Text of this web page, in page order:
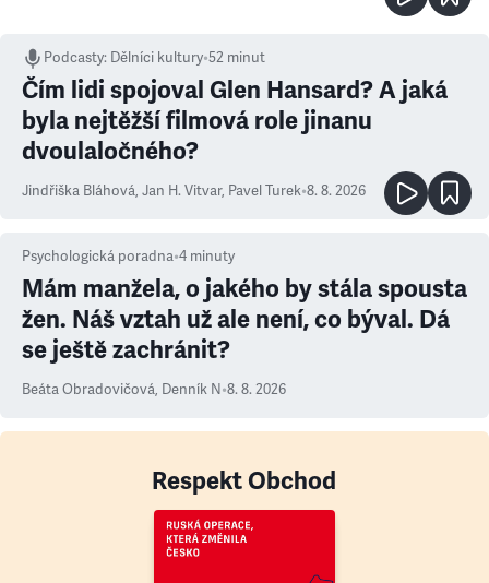
Podcasty: Dělníci kultury•52 minut
Čím lidi spojoval Glen Hansard? A jaká
byla nejtěžší filmová role jinanu
dvoulaločného?
Jindřiška Bláhová, Jan H. Vitvar, Pavel Turek•8. 8. 2026
Psychologická poradna•4 minuty
Mám manžela, o jakého by stála spousta
žen. Náš vztah už ale není, co býval. Dá
se ještě zachránit?
Beáta Obradovičová, Denník N•8. 8. 2026
Respekt Obchod